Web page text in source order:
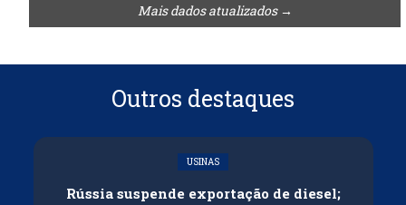
Mais dados atualizados →
Outros destaques
USINAS
Rússia suspende exportação de diesel;